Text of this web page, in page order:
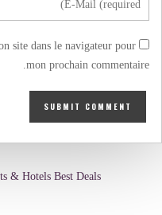
site dans le navigateur pour
mon prochain commentaire.
& Hotels Best Deals